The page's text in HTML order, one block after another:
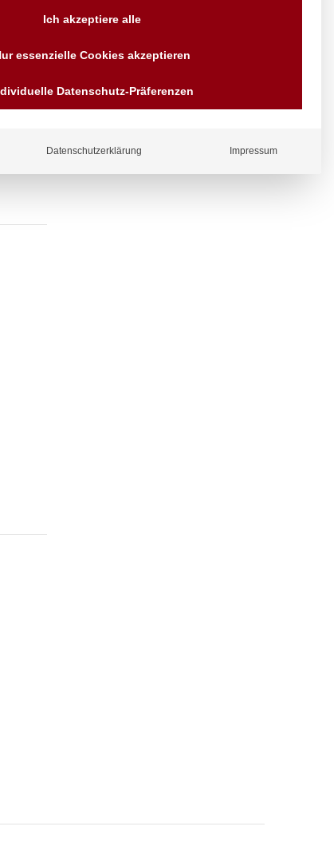
Anfragen
Wir sind seit über 40 Jahren
für Sie da
Vorrauskasse Paypal,
Kreditkarte, Direkt
Ich akzeptiere alle
essenzielle Cookies akzeptieren
Datenschutz-Präferenzen
Datenschutzerklärung Impressum